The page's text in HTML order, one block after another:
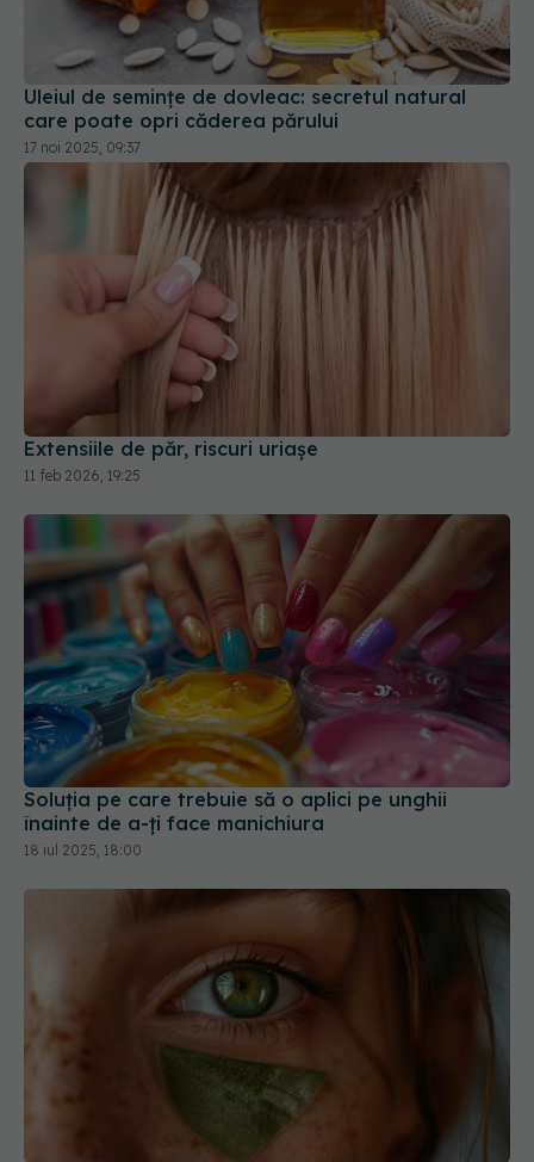
Uleiul de semințe de dovleac: secretul natural
care poate opri căderea părului
17 noi 2025, 09:37
Extensiile de păr, riscuri uriașe
Soluția pe care trebuie să o aplici pe unghii
înainte de a-ți face manichiura
18 iul 2025, 18:00
Ceaiul verde și pielea: cum poate ajuta în acnee,
riduri și umflăturile de sub ochi